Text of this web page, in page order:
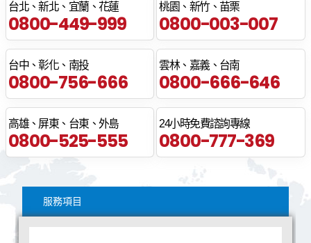
台北、新北、宜蘭、花蓮
0800-449-999
桃園、新竹、苗栗
0800-003-007
台中、彰化、南投
0800-756-666
雲林、嘉義、台南
0800-666-646
高雄、屏東、台東、外島
0800-525-555
24小時免費諮詢專線
0800-777-369
服務項目